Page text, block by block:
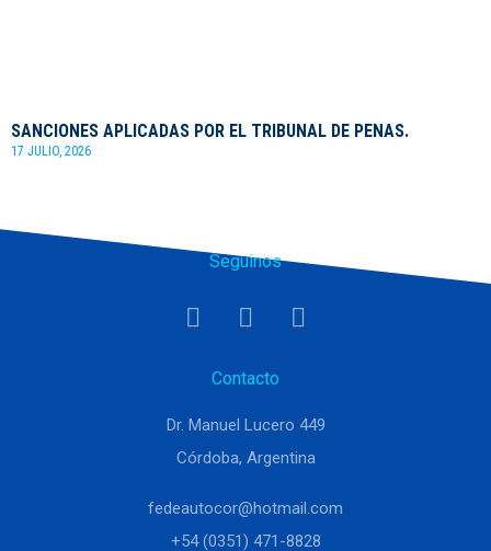
SANCIONES APLICADAS POR EL TRIBUNAL DE PENAS.
17 JULIO, 2026
Seguinos
Contacto
Dr. Manuel Lucero 449
Córdoba, Argentina
fedeautocor@hotmail.com
+54 (0351) 471-8828